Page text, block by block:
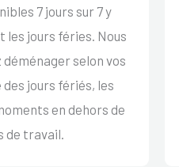
7 jours sur 7 y
les jours féries. Nous
déménager selon vos
jours fériés, les
en dehors de
de travail.